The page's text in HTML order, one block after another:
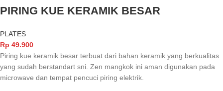
PIRING KUE KERAMIK BESAR
PLATES
Rp 49.900
Piring kue keramik besar terbuat dari bahan keramik yang berkualitas
yang sudah berstandart sni. Zen mangkok ini aman digunakan pada
microwave dan tempat pencuci piring elektrik.